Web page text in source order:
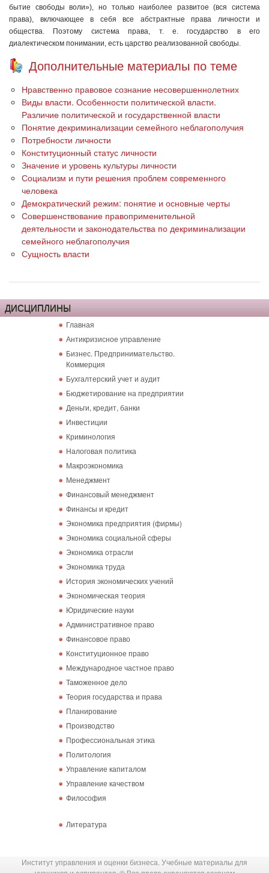
бытие свободы воли»), но только наиболее развитое (вся система
права), включающее в себя все абстрактные права личности и
общества. Поэтому система права, т. е. государство в его
диалектическом понимании, есть царство реализованной свободы.
Дополнительные материалы по теме
Нравственно правовое сознание несовершеннолетних
Виды власти. Особенности политической власти.
Различие политической и государственной власти
Понятие декриминализации семейного неблагополучия
Потребности личности
Конституционный статус личности
Значение и уровень культуры личности
Социализм и пути решения проблем современного
человека
Демократический режим: понятие и основные черты
Совершенствование правоприменительной
деятельности и законодательства по декриминализации
семейного неблагополучия
Сущность власти
ДИСЦИПЛИНЫ
Главная
Антикризисное управление
Бизнес. Предпринимательство.
Коммерция
Бухгалтерский учет и аудит
Бюджетирование на предприятии
Деньги, кредит, банки
Инвестиции
Криминология
Налоговая политика
Макроэкономика
Менеджмент
Финансовый менеджмент
Финансы и кредит
Экономика предприятия (фирмы)
Экономика социальной сферы
Экономика отрасли
Экономика труда
История экономических учений
Экономическая теория
Юридические науки
Административное право
Финансовое право
Конституционное право
Международное частное право
Таможенное дело
Теория государства и права
Планирование
Производство
Профессиональная этика
Политология
Управление капиталом
Управление качеством
Философия
Литература
Институт управления и оценки бизнеса. Учебные материалы для